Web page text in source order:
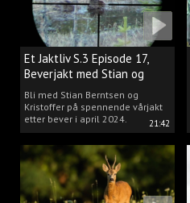
21:42
Et Jaktliv S.3 Episode 17,
Beverjakt med Stian og
Kristoffer
Bli med Stian Berntsen og
Kristoffer på spennende vårjakt
etter bever i april 2024.